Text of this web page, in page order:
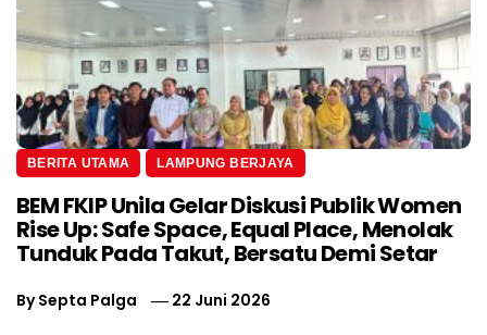
BERITA UTAMA LAMPUNG BERJAYA
BEM FKIP Unila Gelar Diskusi Publik Women
Rise Up: Safe Space, Equal Place, Menolak
Tunduk Pada Takut, Bersatu Demi Setar
BySepta Palga 22 Juni 2026